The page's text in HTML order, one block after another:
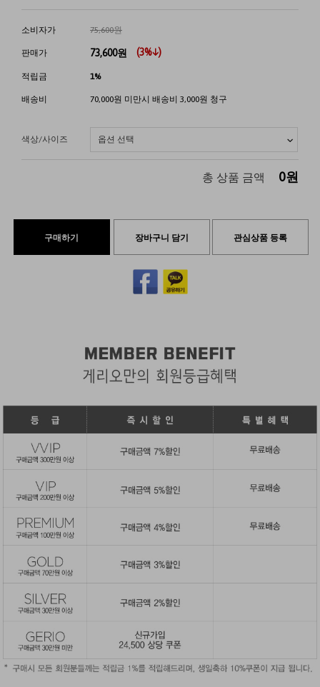
소비자가 75,600원
판매가 73,600원 (3%↓)
적립금 1%
배송비 70,000원 미만시 배송비 3,000원 청구
색상/사이즈
총 상품 금액 0원
구매하기 장바구니 담기 관심상품 등록